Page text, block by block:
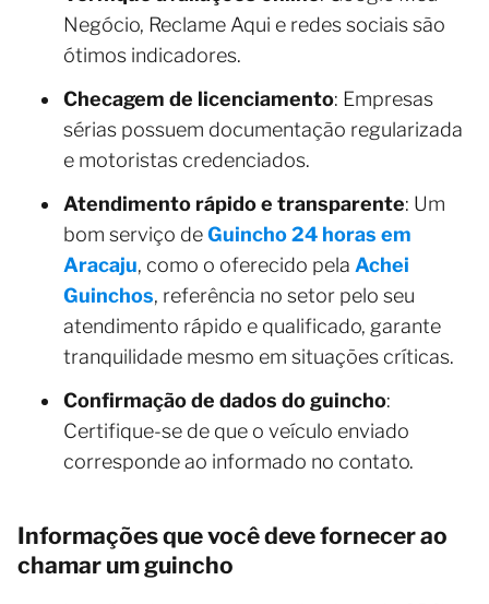
Negócio, Reclame Aqui e redes sociais são
ótimos indicadores.
Checagem de licenciamento: Empresas
sérias possuem documentação regularizada
e motoristas credenciados.
Atendimento rápido e transparente: Um
bom serviço deGuincho 24 horas em
Aracaju, como o oferecido pela Achei
Guinchos, referência no setor pelo seu
atendimento rápido e qualificado, garante
tranquilidade mesmo em situações críticas.
Confirmação de dados do guincho:
Certifique-se de que o veículo enviado
corresponde ao informado no contato.
Informações que você deve fornecer ao
chamar um guincho